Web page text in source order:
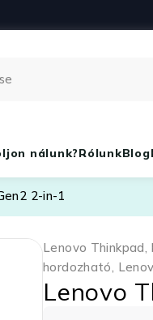
nálunk?RólunkBlog
2-in-1
Lenovo Thinkpad,
hordozható,
Lenovo